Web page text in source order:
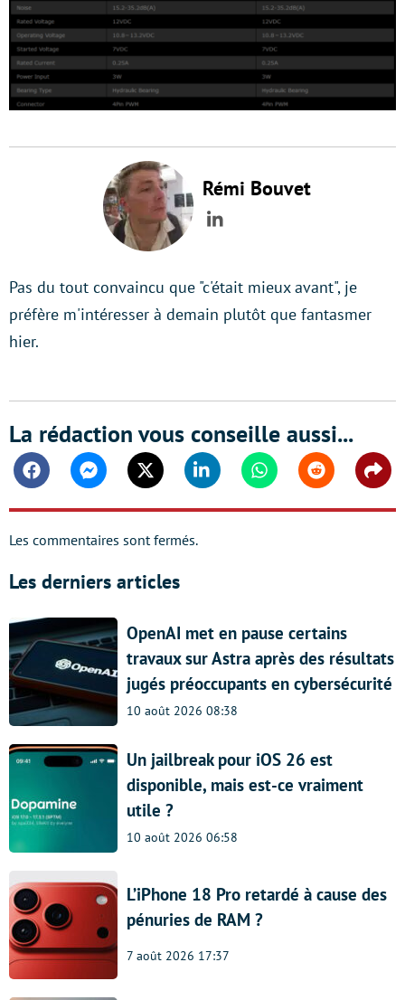
Rémi Bouvet
LinkedIn
Pas du tout convaincu que "c'était mieux avant", je
préfère m'intéresser à demain plutôt que fantasmer
hier.
La rédaction vous conseille aussi...
FacebookMessengerTwitter Linkedin WhatsappReddit
Les commentaires sont fermés.
Les derniers articles
OpenAI met en pause certains
travaux sur Astra après des résultats
jugés préoccupants en cybersécurité
10 août 2026 08:38
Un jailbreak pour iOS 26 est
disponible, mais est-ce vraiment
utile ?
10 août 2026 06:58
L’iPhone 18 Pro retardé à cause des
pénuries de RAM ?
7 août 2026 17:37